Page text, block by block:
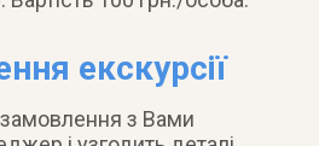
екскурсії
з Вами